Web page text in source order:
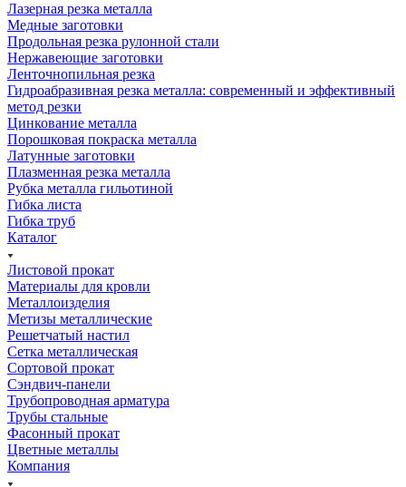
Лазерная резка металла
Медные заготовки
Продольная резка рулонной стали
Нержавеющие заготовки
Ленточнопильная резка
Гидроабразивная резка металла: современный и эффективный
метод резки
Цинкование металла
Порошковая покраска металла
Латунные заготовки
Плазменная резка металла
Рубка металла гильотиной
Гибка листа
Гибка труб
Каталог
Листовой прокат
Материалы для кровли
Металлоизделия
Метизы металлические
Решетчатый настил
Сетка металлическая
Сортовой прокат
Сэндвич-панели
Трубопроводная арматура
Трубы стальные
Фасонный прокат
Цветные металлы
Компания